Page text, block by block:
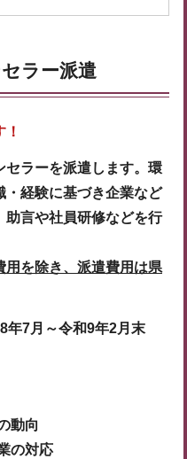
ラー派遣
セラーを派遣します。環
・経験に基づき企業など
助言や社員研修などを行
用を除き、派遣費用は県
8年7月～令和9年2月末
動向
の対応